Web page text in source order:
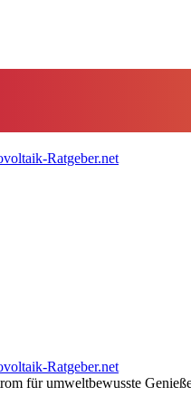
für umweltbewusste